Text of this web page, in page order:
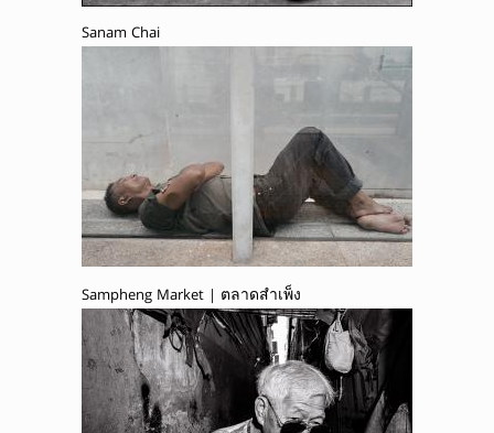
Sanam Chai
Sampheng Market | ตลาดสำเพ็ง